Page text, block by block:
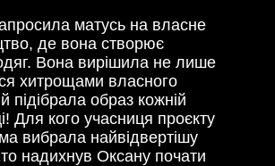
матусь на власне
де вона створює
Вона вирішила не лише
хитрощами власного
підібрала образ кожній
Для кого учасниця проєкту
вибрала найвідвертішу
надихнув Оксану почати